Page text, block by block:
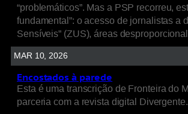
“problemáticos”. Mas a PSP recorreu,
fundamental”: o acesso de jornalistas a
Sensíveis” (ZUS), áreas
MAR 10, 2026
Encostados à parede
Esta é uma transcrição de Fronteira do
parceria com a revista digital